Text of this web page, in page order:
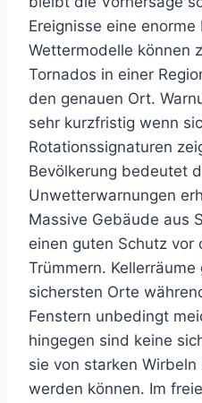
Ereignisse eine
Wettermodelle können
Tornados in einer
den genauen Ort.
sehr kurzfristig wenn
Rotationssignaturen
Bevölkerung bedeutet
Unwetterwarnungen
Massive Gebäude aus
einen guten Schutz vor
Trümmern.
sichersten Orte
Fenstern unbedingt
hingegen sind keine
sie von starken
werden können. Im